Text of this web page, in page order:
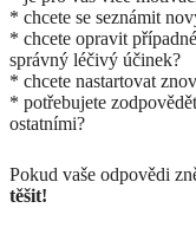
* chcete se seznámit
* chcete opravit
správný léčivý účinek?
* chcete nastartovat
* potřebujete
ostatními?
Pokud vaše odpovědi
těšit!